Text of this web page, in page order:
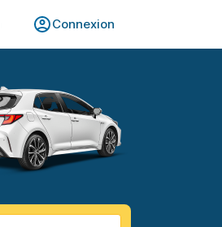
Connexion